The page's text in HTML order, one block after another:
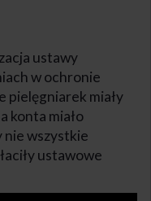
ustawy
w ochronie
pielęgniarek miały
konta miało
nie wszystkie
ustawowe